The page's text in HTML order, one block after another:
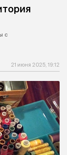
с
21 июня 2025, 19:12